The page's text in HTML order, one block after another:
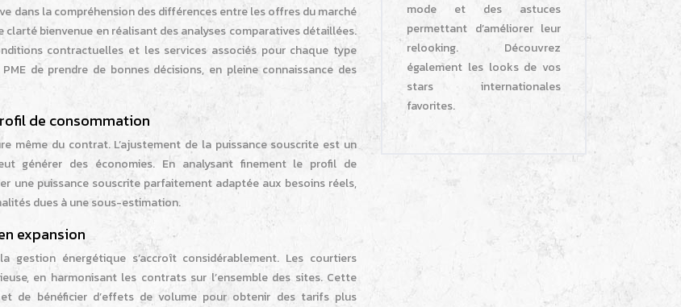
dans la compréhension des différences entre les offres du marché
bienvenue en réalisant des analyses comparatives détaillées.
contractuelles et les services associés pour chaque type
de prendre de bonnes décisions, en pleine connaissance des
de consommation
même du contrat. L’ajustement de la puissance souscrite est un
générer des économies. En analysant finement le profil de
une puissance souscrite parfaitement adaptée aux besoins réels,
dues à une sous-estimation.
expansion
énergétique s’accroît considérablement. Les courtiers
en harmonisant les contrats sur l’ensemble des sites. Cette
de bénéficier d’effets de volume pour obtenir des tarifs plus
mode et des astuces
permettant d’améliorer leur
relooking. Découvrez
également les looks de vos
stars internationales
favorites.